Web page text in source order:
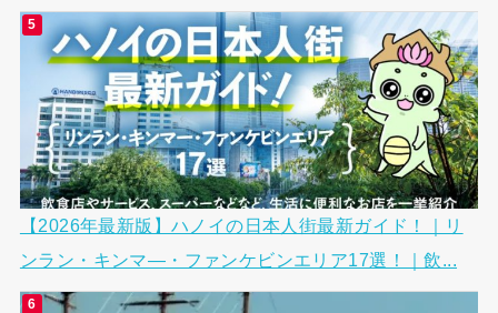
【2026年最新版】ハノイの日本人街最新ガイド！｜リ
ンラン・キンマ―・ファンケビンエリア17選！｜飲...